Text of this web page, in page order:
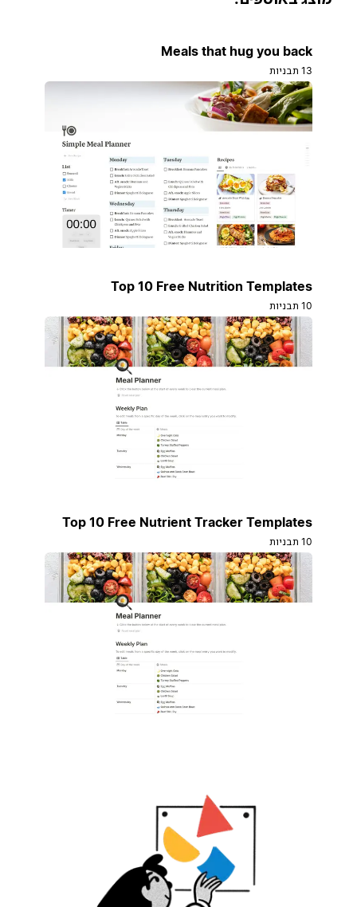
Meals that hug you back
Top 10 Free Nutrition Templates
Top 10 Free Nutrient Tracker Templates